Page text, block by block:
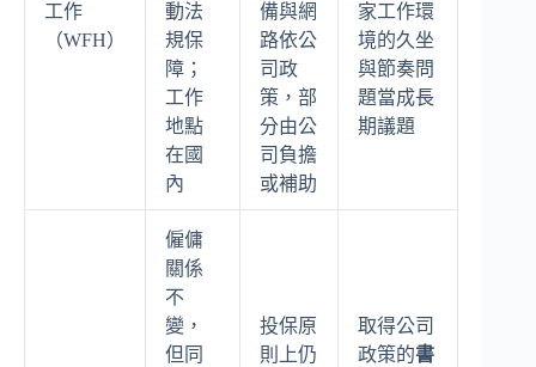
工作
（WFH）
動法
規保
障；
工作
地點
在國
內
備與網
路依公
司政
策，部
分由公
司負擔
或補助
家工作環
境的久坐
與節奏問
題當成長
期議題
僱傭
關係
不
變，
但同
投保原
則上仍
取得公司
政策的書